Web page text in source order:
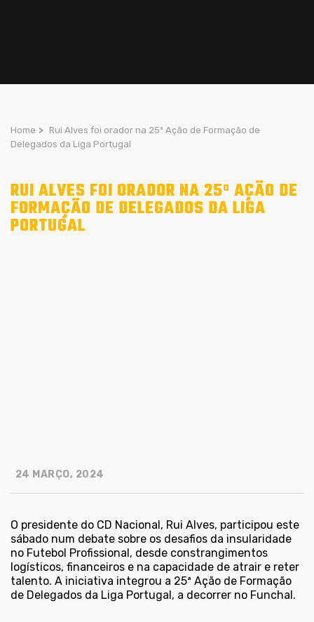
Home > Rui Alves foi orador na 25ª Ação de Formação de
Delegados da Liga Portugal
RUI ALVES FOI ORADOR NA 25ª AÇÃO DE
FORMAÇÃO DE DELEGADOS DA LIGA
PORTUGAL
24 MARÇO, 2024
O presidente do CD Nacional, Rui Alves, participou este
sábado num debate sobre os desafios da insularidade
no Futebol Profissional, desde constrangimentos
logísticos, financeiros e na capacidade de atrair e reter
talento. A iniciativa integrou a 25ª Ação de Formação
de Delegados da Liga Portugal, a decorrer no Funchal.